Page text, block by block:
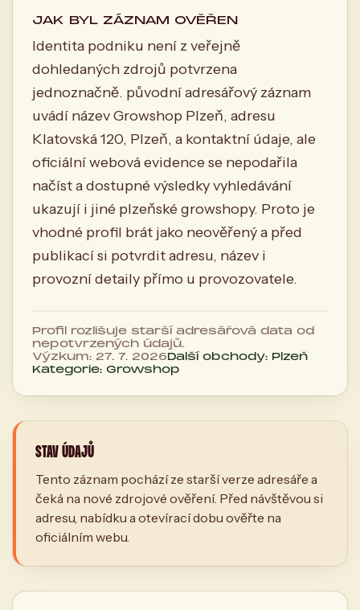
JAK BYL ZÁZNAM OVĚŘEN
Identita podniku není z veřejně
dohledaných zdrojů potvrzena
jednoznačně. původní adresářový záznam
uvádí název Growshop Plzeň, adresu
Klatovská 120, Plzeň, a kontaktní údaje, ale
oficiální webová evidence se nepodařila
načíst a dostupné výsledky vyhledávání
ukazují i jiné plzeňské growshopy. Proto je
vhodné profil brát jako neověřený a před
publikací si potvrdit adresu, název i
provozní detaily přímo u provozovatele.
Profil rozlišuje starší adresářová data od
nepotvrzených údajů.
Výzkum: 27. 7. 2026Další obchody: Plzeň
Kategorie: Growshop
STAV ÚDAJŮ
Tento záznam pochází ze starší verze adresáře a
čeká na nové zdrojové ověření. Před návštěvou si
adresu, nabídku a otevírací dobu ověřte na
oficiálním webu.